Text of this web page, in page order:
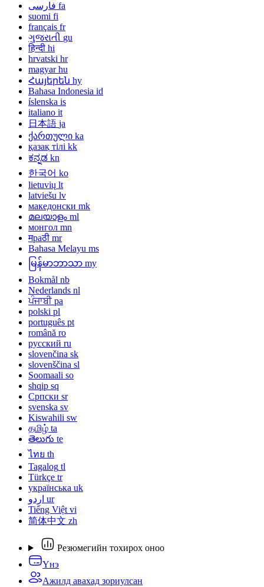
فارسی fa
suomi fi
français fr
ગુજરાતી gu
हिन्दी hi
hrvatski hr
magyar hu
Հայերեն hy
Bahasa Indonesia id
íslenska is
italiano it
日本語 ja
ქართული ka
қазақ тілі kk
ಕನ್ನಡ kn
한국어 ko
lietuvių lt
latviešu lv
македонски mk
മലയാളം ml
монгол mn
मраठी mr
Bahasa Melayu ms
မြန်မာဘာသာ my
Bokmål nb
Nederlands nl
ਪੰਜਾਬੀ pa
polski pl
português pt
română ro
русский ru
slovenčina sk
slovenščina sl
Soomaali so
shqip sq
Српски sr
svenska sv
Kiswahili sw
தமிழ் ta
తెలుగు te
ไทย th
Tagalog tl
Türkçe tr
українська uk
اردو ur
Tiếng Việt vi
简体中文 zh
Резюмегийн тохирох оноо
Үнэ
Ажилд авахад зориулсан